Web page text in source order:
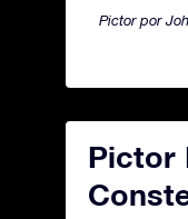
Pictor por
Pictor